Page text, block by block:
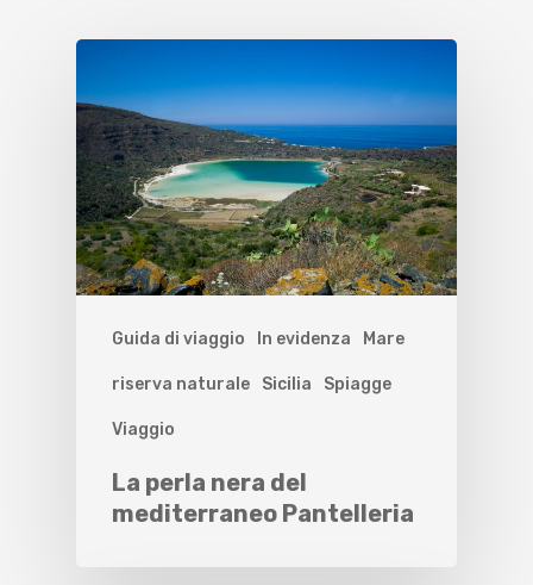
Guida di viaggio In evidenza Mare
riserva naturale Sicilia Spiagge
Viaggio
La perla nera del
mediterraneo Pantelleria